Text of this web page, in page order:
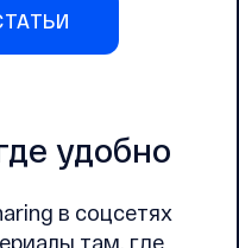
удобно
в соцсетях
там, где